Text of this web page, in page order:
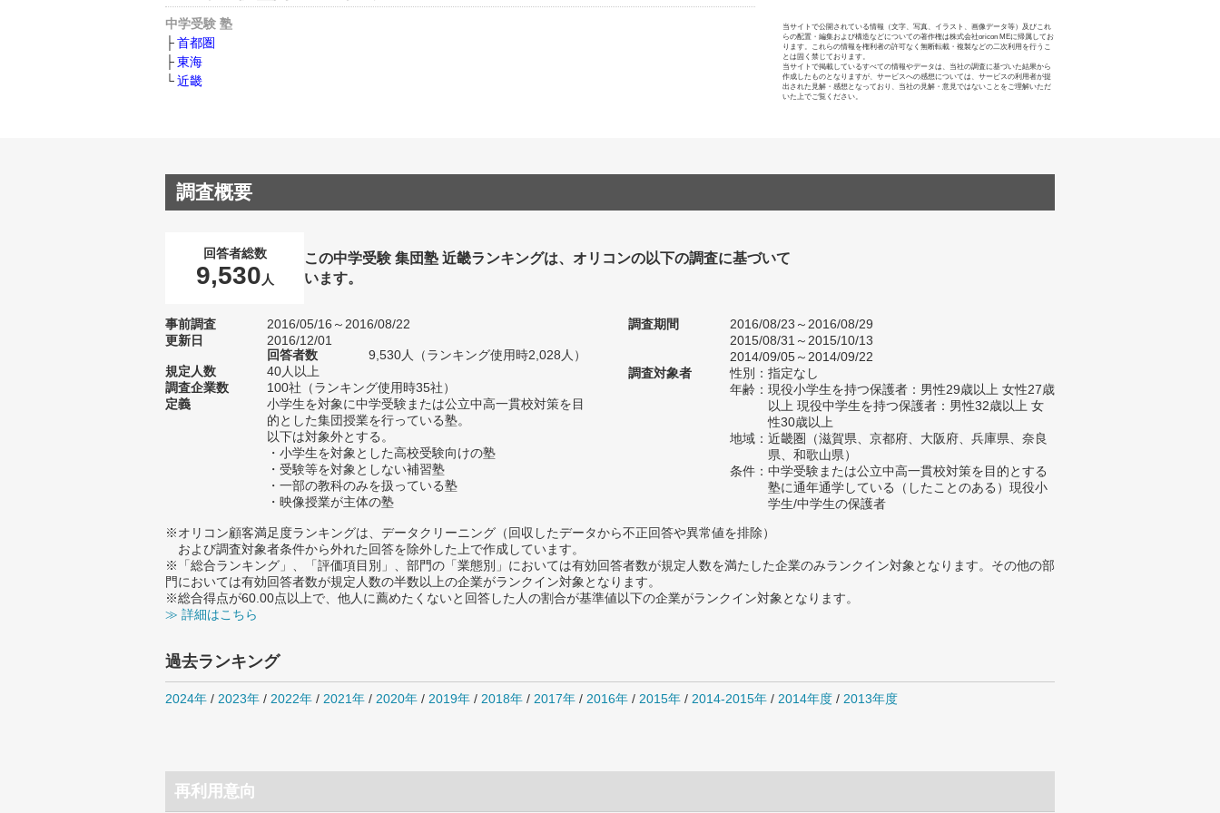
中学受験 塾
首都圏
東海
近畿
当サイトで公開されている情報（文字、写真、イラスト、画像データ等）及びこれ
らの配置・編集および構造などについての著作権は株式会社oricon MEに帰属してお
ります。これらの情報を権利者の許可なく無断転載・複製などの二次利用を行うこ
とは固く禁じております。
当サイトで掲載しているすべての情報やデータは、当社の調査に基づいた結果から
作成したものとなりますが、サービスへの感想については、サービスの利用者が提
出された見解・感想となっており、当社の見解・意見ではないことをご理解いただ
いた上でご覧ください。
調査概要
回答者総数
9,530 人
この中学受験 集団塾 近畿ランキングは、オリコンの以下の調査に基づいて
います。
事前調査
2016/05/16～2016/08/22
更新日
2016/12/01
回答者数
9,530人（ランキング使用時2,028人）
規定人数
40人以上
調査企業数
100社（ランキング使用時35社）
定義
小学生を対象に中学受験または公立中高一貫校対策を目
的とした集団授業を行っている塾。
以下は対象外とする。
・小学生を対象とした高校受験向けの塾
・受験等を対象としない補習塾
・一部の教科のみを扱っている塾
・映像授業が主体の塾
調査期間
2016/08/23～2016/08/29
2015/08/31～2015/10/13
2014/09/05～2014/09/22
調査対象者
性別：指定なし
年齢：現役小学生を持つ保護者：男性29歳以上 女性27歳
以上 現役中学生を持つ保護者：男性32歳以上 女
性30歳以上
地域：近畿圏（滋賀県、京都府、大阪府、兵庫県、奈良
県、和歌山県）
条件：中学受験または公立中高一貫校対策を目的とする
塾に通年通学している（したことのある）現役小
学生/中学生の保護者
※オリコン顧客満足度ランキングは、データクリーニング（回収したデータから不正回答や異常値を排除）
および調査対象者条件から外れた回答を除外した上で作成しています。
※「総合ランキング」、「評価項目別」、部門の「業態別」においては有効回答者数が規定人数を満たした企業のみランクイン対象となります。その他の部
門においては有効回答者数が規定人数の半数以上の企業がランクイン対象となります。
※総合得点が60.00点以上で、他人に薦めたくないと回答した人の割合が基準値以下の企業がランクイン対象となります。
≫ 詳細はこちら
過去ランキング
2024年 / 2023年 / 2022年 / 2021年 / 2020年 / 2019年 / 2018年 / 2017年 / 2016年 / 2015年 / 2014-2015年 / 2014年度 / 2013年度
再利用意向